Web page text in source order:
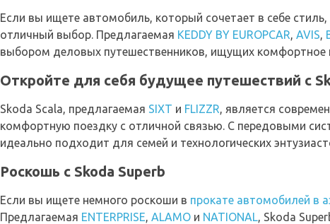
Если вы ищете автомобиль, который сочетает в себе
отличный выбор. Предлагаемая KEDDY BY EUROPCAR, AVIS,
выбором деловых путешественников, ищущих комфортное
Откройте для себя будущее путешествий с
Skoda Scala, предлагаемая SIXT и FLIZZR, является
комфортную поездку с отличной связью. С передовыми
идеально подходит для семей и технологических
Роскошь с Skoda Superb
Если вы ищете немного роскоши в прокате автомобилей в
Предлагаемая ENTERPRISE, ALAMO и NATIONAL, Skoda